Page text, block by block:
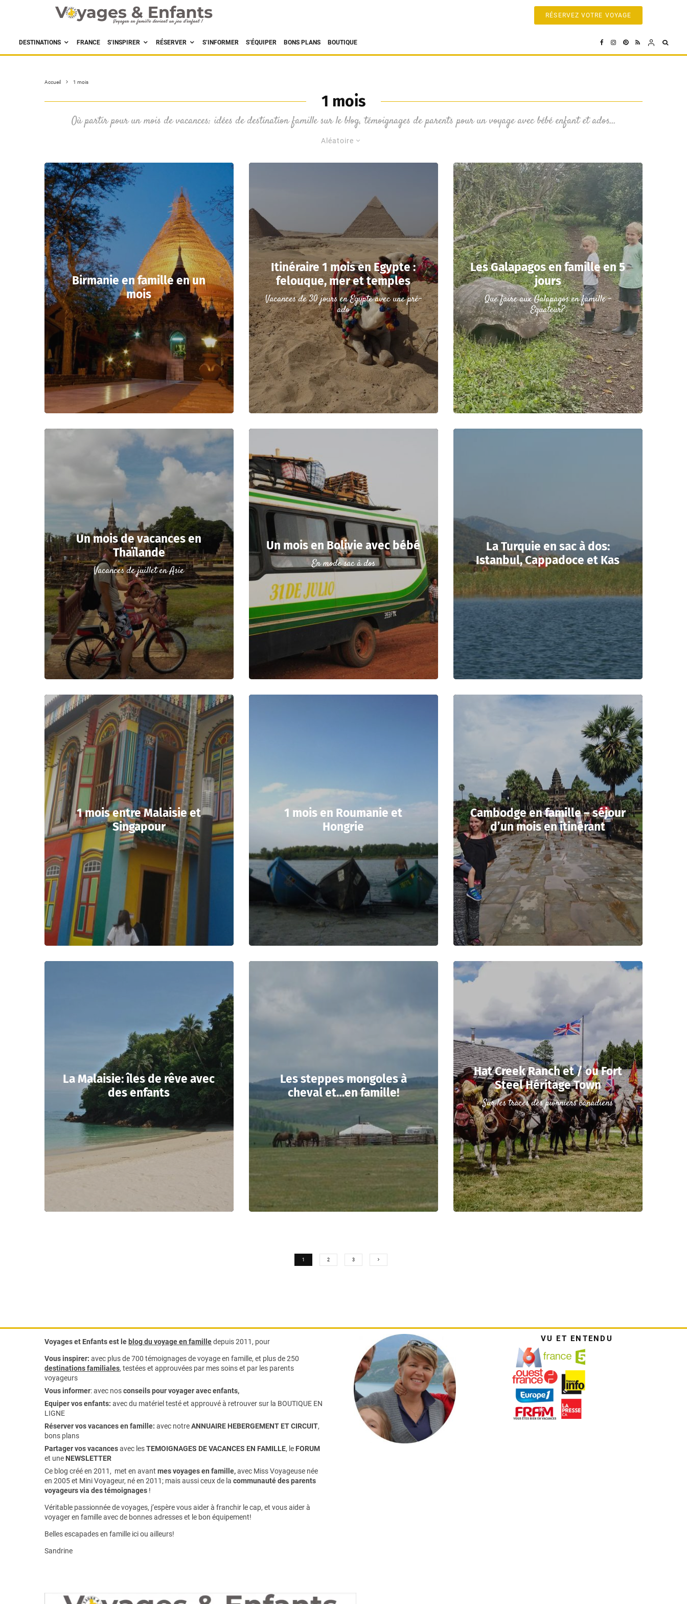
RÉSERVEZ VOTRE VOYAGE
DESTINATIONS FRANCE S’INSPIRER RÉSERVER S’INFORMER S’ÉQUIPER BONS PLANS BOUTIQUE
Accueil 1 mois
1 mois
Où partir pour un mois de vacances: idées de destination famille sur le blog, témoignages de parents pour un voyage avec bébé enfant et ados…
Aléatoire
Birmanie en famille en un
mois
Itinéraire 1 mois en Egypte :
felouque, mer et temples
Vacances de 30 jours en Egypte avec une pré-
ado
Les Galapagos en famille en 5
jours
Que faire aux Galapagos en famille -
Equateur?
Un mois de vacances en
Thaïlande
Vacances de juillet en Asie
Un mois en Bolivie avec bébé
En mode sac à dos
La Turquie en sac à dos:
Istanbul, Cappadoce et Kas
1 mois entre Malaisie et
Singapour
1 mois en Roumanie et
Hongrie
Cambodge en famille – séjour
d’un mois en itinérant
La Malaisie: îles de rêve avec
des enfants
Les steppes mongoles à
cheval et…en famille!
Hat Creek Ranch et / ou Fort
Steel Héritage Town
Sur les traces des pionniers canadiens
1 2 3
Voyages et Enfants est le blog du voyage en familledepuis 2011, pour
Vous inspirer: avec plus de 700 témoignages devoyage en famille, et plus de 250
destinations familiales, testées et approuvées par mes soins et par les parents
voyageurs
Vous informer:avec nosconseils pour voyager avec enfants,
Equiper vos enfants: avec du matériel testé et approuvé à retrouver sur la BOUTIQUE EN
LIGNE
Réserver vos vacances en famille: avec notreANNUAIRE HEBERGEMENT ET CIRCUIT,
bons plans
Partager vos vacancesavec lesTEMOIGNAGES DE VACANCES EN FAMILLE, le FORUM
et une NEWSLETTER
Ce blog créé en 2011, met en avant mes voyages en famille,avec Miss Voyageuse née
en 2005 et Mini Voyageur, né en 2011; mais aussi ceux de la communauté des parents
voyageurs via des témoignages !
Véritable passionnée de voyages, j’espère vous aider à franchir le cap, et vous aider à
voyager en famille avec de bonnes adresses et le bon équipement!
Belles escapades en famille ici ou ailleurs!
Sandrine
VU ET ENTENDU